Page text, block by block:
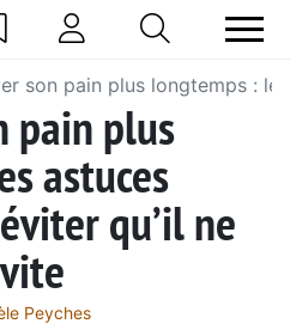
son pain plus longtemps :
pain plus
astuces
qu’il ne
Peyches